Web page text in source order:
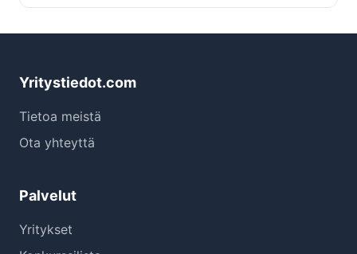
Yritystiedot.com
Tietoa meistä
Ota yhteyttä
Palvelut
Yritykset